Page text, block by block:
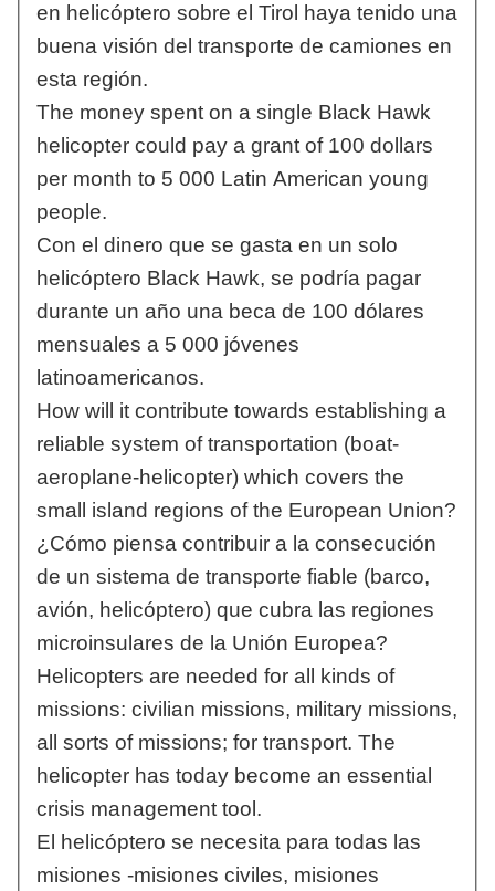
en helicóptero sobre el Tirol haya tenido una
buena visión del transporte de camiones en
esta región.
The money spent on a single Black Hawk
helicopter could pay a grant of 100 dollars
per month to 5 000 Latin American young
people.
Con el dinero que se gasta en un solo
helicóptero Black Hawk, se podría pagar
durante un año una beca de 100 dólares
mensuales a 5 000 jóvenes
latinoamericanos.
How will it contribute towards establishing a
reliable system of transportation (boat-
aeroplane-helicopter) which covers the
small island regions of the European Union?
¿Cómo piensa contribuir a la consecución
de un sistema de transporte fiable (barco,
avión, helicóptero) que cubra las regiones
microinsulares de la Unión Europea?
Helicopters are needed for all kinds of
missions: civilian missions, military missions,
all sorts of missions; for transport. The
helicopter has today become an essential
crisis management tool.
El helicóptero se necesita para todas las
misiones -misiones civiles, misiones